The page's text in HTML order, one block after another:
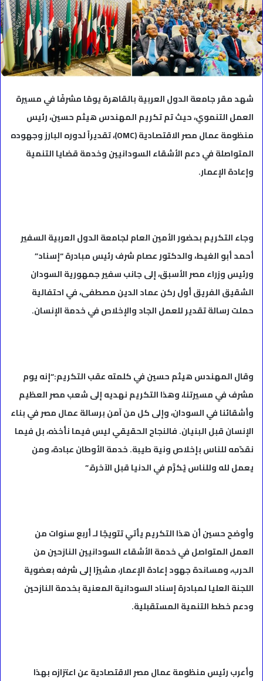
شهد مقر جامعة الدول العربية بالقاهرة يومًا مشرفًا في مسيرة
العمل التنموي، حيث تم تكريم المهندس هيثم حسين، رئيس
منظومة عمال مصر الاقتصادية (OMC)، تقديراً لدوره البارز وجهوده
المتواصلة في دعم الأشقاء السودانيين وخدمة قضايا التنمية
وإعادة الإعمار.
وجاء التكريم بحضور الأمين العام لجامعة الدول العربية السفير
أحمد أبو الغيط، والدكتور عصام شرف رئيس مبادرة “إسناد”
ورئيس وزراء مصر الأسبق، إلى جانب سفير جمهورية السودان
الشقيق الفريق أول ركن عماد الدين مصطفى، في احتفالية
حملت رسالة تقدير للعمل الجاد والإخلاص في خدمة الإنسان.
وقال المهندس هيثم حسين في كلمته عقب التكريم:“إنه يوم
مشرف في مسيرتنا، وهذا التكريم نهديه إلى شعب مصر العظيم
وأشقائنا في السودان، وإلى كل من آمن برسالة عمال مصر في بناء
الإنسان قبل البنيان. فالنجاح الحقيقي ليس فيما نأخذه، بل فيما
نقدّمه للناس بإخلاص ونية طيبة. خدمة الأوطان عبادة، ومن
يعمل لله وللناس يُكرَّم في الدنيا قبل الآخرة.”
وأوضح حسين أن هذا التكريم يأتي تتويجًا لـ أربع سنوات من
العمل المتواصل في خدمة الأشقاء السودانيين النازحين من
الحرب، ومساندة جهود إعادة الإعمار، مشيرًا إلى شرفه بعضوية
اللجنة العليا لمبادرة إسناد السودانية المعنية بخدمة النازحين
ودعم خطط التنمية المستقبلية.
وأعرب رئيس منظومة عمال مصر الاقتصادية عن اعتزازه بهذا